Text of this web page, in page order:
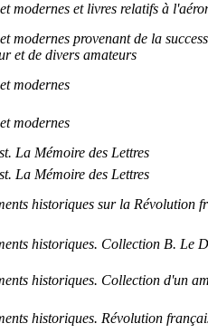
modernes et livres relatifs à
modernes provenant de la
et de divers amateurs
modernes
modernes
La Mémoire des Lettres
La Mémoire des Lettres
historiques sur la Révolution
historiques. Collection B. Le
historiques. Collection d'un
historiques. Révolution